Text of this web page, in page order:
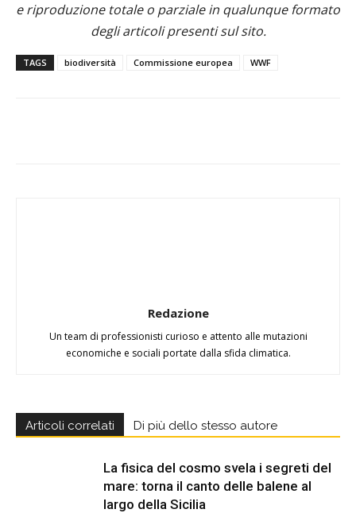
e riproduzione totale o parziale in qualunque formato
degli articoli presenti sul sito.
TAGS biodiversità Commissione europea WWF
Redazione
Un team di professionisti curioso e attento alle mutazioni
economiche e sociali portate dalla sfida climatica.
Articoli correlati Di più dello stesso autore
La fisica del cosmo svela i segreti del
mare: torna il canto delle balene al
largo della Sicilia